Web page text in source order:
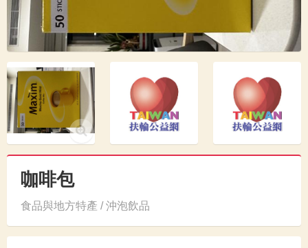
咖啡包
食品與地方特產 / 沖泡飲品